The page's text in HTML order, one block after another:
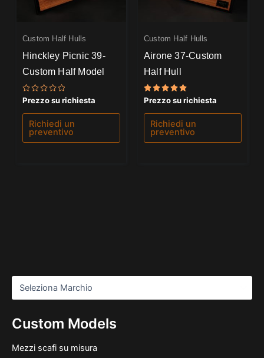
Custom Models
Mezzi scafi su misura
Custom Half Hulls
Hinckley Picnic 39-
Custom Half Model
Valutato
0
su
Prezzo su richiesta
Richiedi un
preventivo
Custom Half Hulls
Airone 37-Custom
Half Hull
Valutato
5.00
su 5
Prezzo su richiesta
Richiedi un
preventivo